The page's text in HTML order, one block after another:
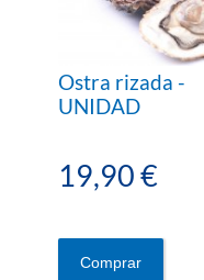
Ostra rizada -
UNIDAD
19,90 €
Comprar